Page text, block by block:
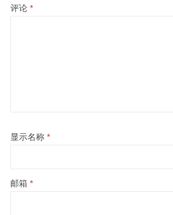
评论 *
显示名称 *
邮箱 *